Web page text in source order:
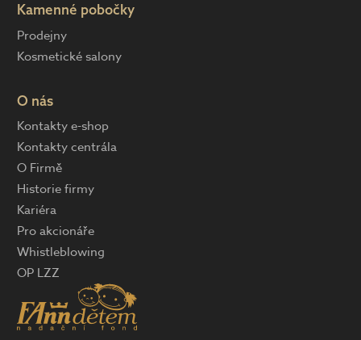
Kamenné pobočky
Prodejny
Kosmetické salony
O nás
Kontakty e-shop
Kontakty centrála
O Firmě
Historie firmy
Kariéra
Pro akcionáře
Whistleblowing
OP LZZ